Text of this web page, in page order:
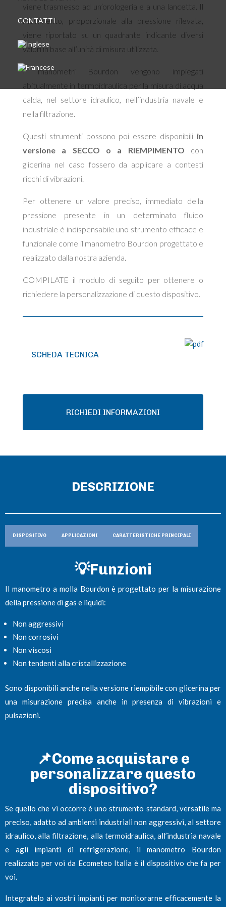
viene trasmesso ad un’orologeria e a una lancetta. Il
movimento, proporzionale alla pressione rilevata,
viene riportato su un quadrante indicante diversi
valori in base all’unità di misura utilizzata.
I manometri Bourdon vengono impiegati
abitualmente in termoidraulica per la misura di acqua
calda, nel settore idraulico, nell’industria navale e
nella filtrazione.
Questi strumenti possono poi essere disponibili in
versione a SECCO o a RIEMPIMENTO con
glicerina nel caso fossero da applicare a contesti
ricchi di vibrazioni.
Per ottenere un valore preciso, immediato della
pressione presente in un determinato fluido
industriale è indispensabile uno strumento efficace e
funzionale come il manometro Bourdon progettato e
realizzato dalla nostra azienda.
COMPILATE il modulo di seguito per ottenere o
richiedere la personalizzazione di questo dispositivo.
SCHEDA TECNICA
RICHIEDI INFORMAZIONI
DESCRIZIONE
DISPOSITIVO APPLICAZIONI CARATTERISTICHE PRINCIPALI
💡Funzioni
Il manometro a molla Bourdon è progettato per la misurazione
della pressione di gas e liquidi:
Non aggressivi
Non corrosivi
Non viscosi
Non tendenti alla cristallizzazione
Sono disponibili anche nella versione riempibile con glicerina per
una misurazione precisa anche in presenza di vibrazioni e
pulsazioni.
📌Come acquistare e
personalizzare questo
dispositivo?
Se quello che vi occorre è uno strumento standard, versatile ma
preciso, adatto ad ambienti industriali non aggressivi, al settore
idraulico, alla filtrazione, alla termoidraulica, all’industria navale
e agli impianti di refrigerazione, il manometro Bourdon
realizzato per voi da Ecometeo Italia è il dispositivo che fa per
voi.
Integratelo ai vostri impianti per monitorarne efficacemente la
CONTATTI